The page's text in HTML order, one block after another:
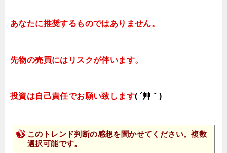
あなたに推奨するものではありません。
先物の売買にはリスクが伴います。
投資は自己責任でお願い致します( ´艸｀)
このトレンド判断の感想を聞かせてください。複数
選択可能です。